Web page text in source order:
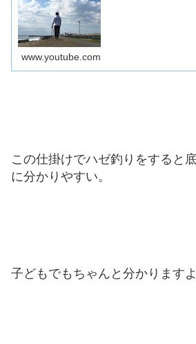
www.youtube.com
この仕掛けでハゼ釣りをすると
に分かりやすい。
子どもでもちゃんと分かります